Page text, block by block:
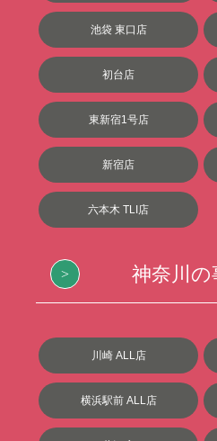
池袋 東口店
初台店
東新宿1号店
新宿店
六本木 TLI店
神奈川の
川崎 ALL店
横浜駅前 ALL店